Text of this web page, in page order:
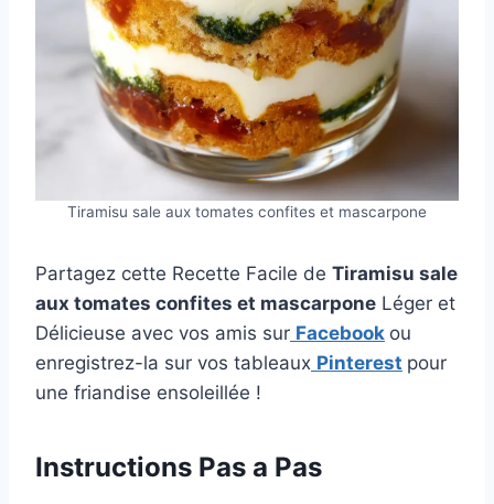
Tiramisu sale aux tomates confites et mascarpone
Partagez cette Recette Facile de Tiramisu sale
aux tomates confites et mascarpone Léger et
Délicieuse avec vos amis sur Facebook ou
enregistrez-la sur vos tableaux Pinterest pour
une friandise ensoleillée !
Instructions Pas a Pas